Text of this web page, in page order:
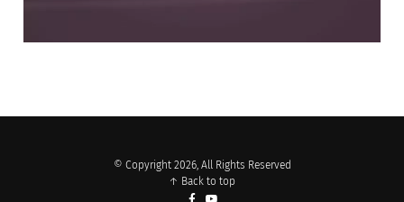
© Copyright 2026, All Rights Reserved
↑ Back to top